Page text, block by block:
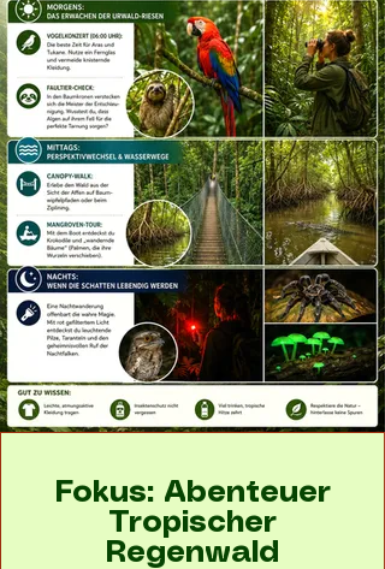
Fokus: Abenteuer
Tropischer
Regenwald